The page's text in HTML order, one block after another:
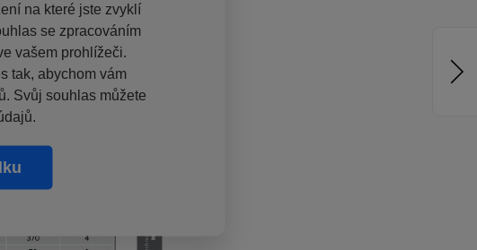
na které jste zvyklí
se zpracováním
vašem prohlížeči.
tak, abychom vám
Svůj souhlas můžete